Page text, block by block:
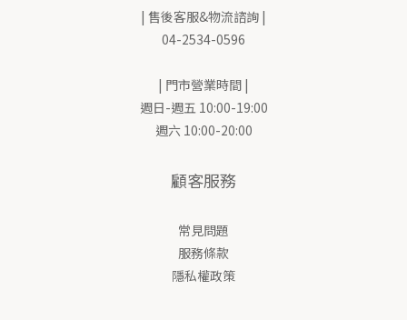
| 售後客服&物流諮詢 |
04-2534-0596
| 門市營業時間 |
週日-週五 10:00-19:00
週六 10:00-20:00
顧客服務
常見問題
服務條款
隱私權政策